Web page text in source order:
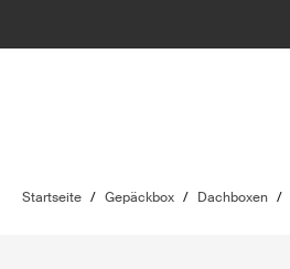
Startseite / Gepäckbox / Dachboxen /